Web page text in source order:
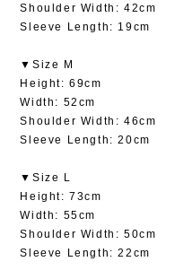
Shoulder Width: 42cm
Sleeve Length: 19cm
▼Size M
Height: 69cm
Width: 52cm
Shoulder Width: 46cm
Sleeve Length: 20cm
▼Size L
Height: 73cm
Width: 55cm
Shoulder Width: 50cm
Sleeve Length: 22cm